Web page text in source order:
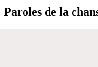
Paroles de la